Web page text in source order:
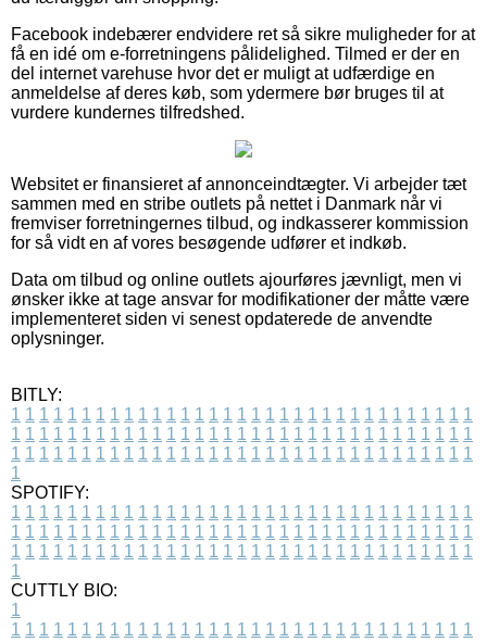
Facebook indebærer endvidere ret så sikre muligheder for at
få en idé om e-forretningens pålidelighed. Tilmed er der en
del internet varehuse hvor det er muligt at udfærdige en
anmeldelse af deres køb, som ydermere bør bruges til at
vurdere kundernes tilfredshed.
Websitet er finansieret af annonceindtægter. Vi arbejder tæt
sammen med en stribe outlets på nettet i Danmark når vi
fremviser forretningernes tilbud, og indkasserer kommission
for så vidt en af vores besøgende udfører et indkøb.
Data om tilbud og online outlets ajourføres jævnligt, men vi
ønsker ikke at tage ansvar for modifikationer der måtte være
implementeret siden vi senest opdaterede de anvendte
oplysninger.
BITLY:
1 1 1 1 1 1 1 1 1 1 1 1 1 1 1 1 1 1 1 1 1 1 1 1 1 1 1 1 1 1 1 1 1
1 1 1 1 1 1 1 1 1 1 1 1 1 1 1 1 1 1 1 1 1 1 1 1 1 1 1 1 1 1 1 1 1
1 1 1 1 1 1 1 1 1 1 1 1 1 1 1 1 1 1 1 1 1 1 1 1 1 1 1 1 1 1 1 1 1
1
SPOTIFY:
1 1 1 1 1 1 1 1 1 1 1 1 1 1 1 1 1 1 1 1 1 1 1 1 1 1 1 1 1 1 1 1 1
1 1 1 1 1 1 1 1 1 1 1 1 1 1 1 1 1 1 1 1 1 1 1 1 1 1 1 1 1 1 1 1 1
1 1 1 1 1 1 1 1 1 1 1 1 1 1 1 1 1 1 1 1 1 1 1 1 1 1 1 1 1 1 1 1 1
1
CUTTLY BIO:
1
1 1 1 1 1 1 1 1 1 1 1 1 1 1 1 1 1 1 1 1 1 1 1 1 1 1 1 1 1 1 1 1 1